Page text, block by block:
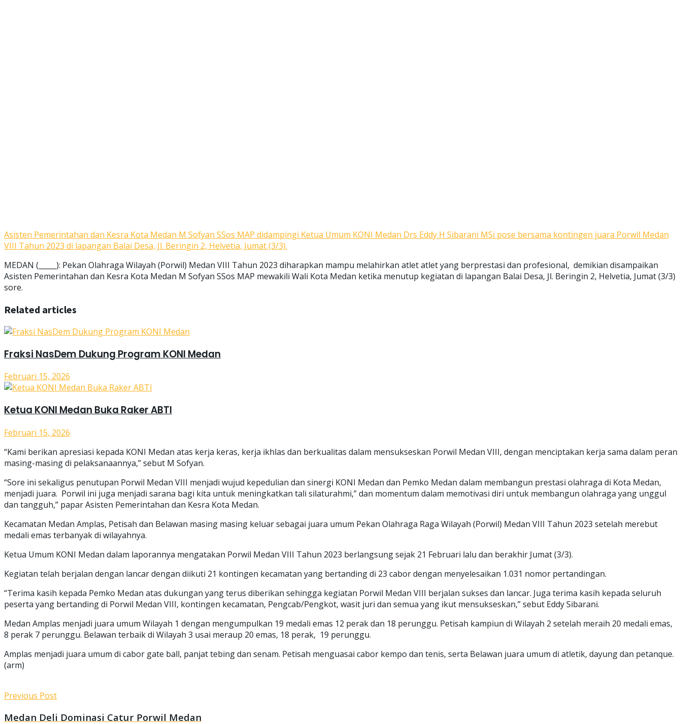
Asisten Pemerintahan dan Kesra Kota Medan M Sofyan SSos MAP didampingi Ketua Umum KONI Medan Drs Eddy H Sibarani MSi pose bersama kontingen juara Porwil Medan
VIII Tahun 2023 di lapangan Balai Desa, Jl. Beringin 2, Helvetia, Jumat (3/3).
MEDAN (_____): Pekan Olahraga Wilayah (Porwil) Medan VIII Tahun 2023 diharapkan mampu melahirkan atlet atlet yang berprestasi dan profesional, demikian disampaikan
Asisten Pemerintahan dan Kesra Kota Medan M Sofyan SSos MAP mewakili Wali Kota Medan ketika menutup kegiatan di lapangan Balai Desa, Jl. Beringin 2, Helvetia, Jumat (3/3)
sore.
Related articles
Fraksi NasDem Dukung Program KONI Medan
Februari 15, 2026
Ketua KONI Medan Buka Raker ABTI
Februari 15, 2026
“Kami berikan apresiasi kepada KONI Medan atas kerja keras, kerja ikhlas dan berkualitas dalam mensukseskan Porwil Medan VIII, dengan menciptakan kerja sama dalam peran
masing-masing di pelaksanaannya,” sebut M Sofyan.
“Sore ini sekaligus penutupan Porwil Medan VIII menjadi wujud kepedulian dan sinergi KONI Medan dan Pemko Medan dalam membangun prestasi olahraga di Kota Medan,
menjadi juara. Porwil ini juga menjadi sarana bagi kita untuk meningkatkan tali silaturahmi,” dan momentum dalam memotivasi diri untuk membangun olahraga yang unggul
dan tangguh,” papar Asisten Pemerintahan dan Kesra Kota Medan.
Kecamatan Medan Amplas, Petisah dan Belawan masing masing keluar sebagai juara umum Pekan Olahraga Raga Wilayah (Porwil) Medan VIII Tahun 2023 setelah merebut
medali emas terbanyak di wilayahnya.
Ketua Umum KONI Medan dalam laporannya mengatakan Porwil Medan VIII Tahun 2023 berlangsung sejak 21 Februari lalu dan berakhir Jumat (3/3).
Kegiatan telah berjalan dengan lancar dengan diikuti 21 kontingen kecamatan yang bertanding di 23 cabor dengan menyelesaikan 1.031 nomor pertandingan.
“Terima kasih kepada Pemko Medan atas dukungan yang terus diberikan sehingga kegiatan Porwil Medan VIII berjalan sukses dan lancar. Juga terima kasih kepada seluruh
peserta yang bertanding di Porwil Medan VIII, kontingen kecamatan, Pengcab/Pengkot, wasit juri dan semua yang ikut mensukseskan,” sebut Eddy Sibarani.
Medan Amplas menjadi juara umum Wilayah 1 dengan mengumpulkan 19 medali emas 12 perak dan 18 perunggu. Petisah kampiun di Wilayah 2 setelah meraih 20 medali emas,
8 perak 7 perunggu. Belawan terbaik di Wilayah 3 usai meraup 20 emas, 18 perak, 19 perunggu.
Amplas menjadi juara umum di cabor gate ball, panjat tebing dan senam. Petisah menguasai cabor kempo dan tenis, serta Belawan juara umum di atletik, dayung dan petanque.
(arm)
Previous Post
Medan Deli Dominasi Catur Porwil Medan